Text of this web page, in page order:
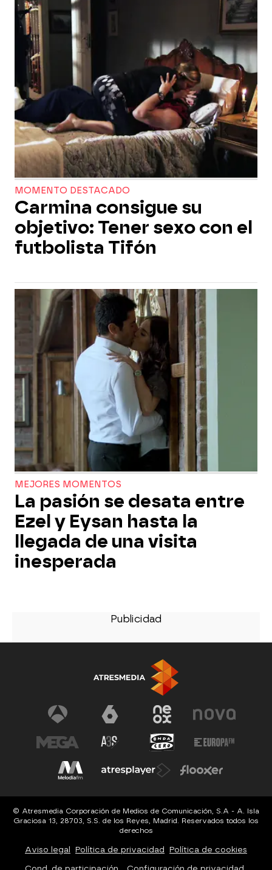
MOMENTO DESTACADO
Carmina consigue su
objetivo: Tener sexo con el
futbolista Tifón
MEJORES MOMENTOS
La pasión se desata entre
Ezel y Eysan hasta la
llegada de una visita
inesperada
© Atresmedia Corporación de Medios de Comunicación, S.A - A. Isla
Graciosa 13, 28703, S.S. de los Reyes, Madrid. Reservados todos los
derechos
Aviso legal Política de privacidad Política de cookies